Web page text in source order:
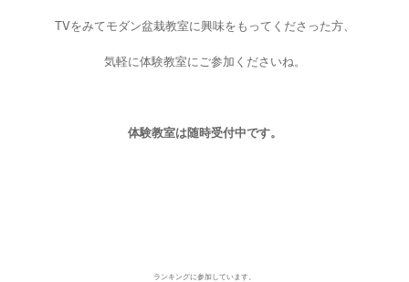
TVをみてモダン盆栽教室に興味をもってくださった方、
気軽に体験教室にご参加くださいね。
体験教室は随時受付中です。
ランキングに参加しています。